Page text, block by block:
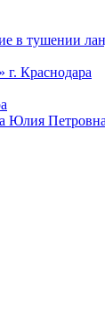
тушении
г. Краснодара
Петровна